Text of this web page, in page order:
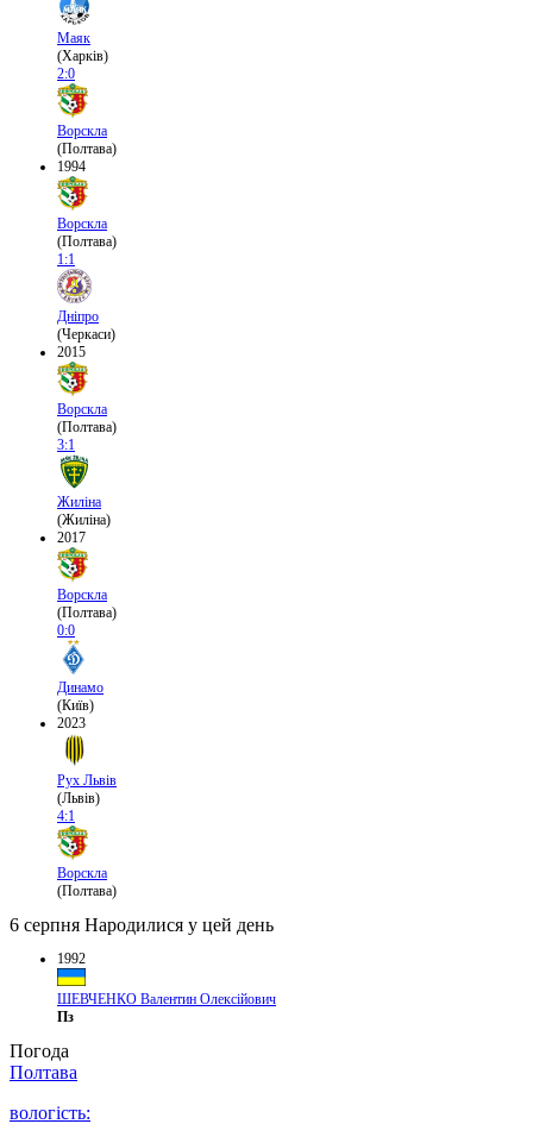
Маяк
(Харків)
2:0
Ворскла
(Полтава)
1994
Ворскла
(Полтава)
1:1
Дніпро
(Черкаси)
2015
Ворскла
(Полтава)
3:1
Жиліна
(Жиліна)
2017
Ворскла
(Полтава)
0:0
Динамо
(Київ)
2023
Рух Львів
(Львів)
4:1
Ворскла
(Полтава)
6 серпня Народилися у цей день
1992
ШЕВЧЕНКО Валентин Олексійович
Пз
Погода
Полтава
вологість: